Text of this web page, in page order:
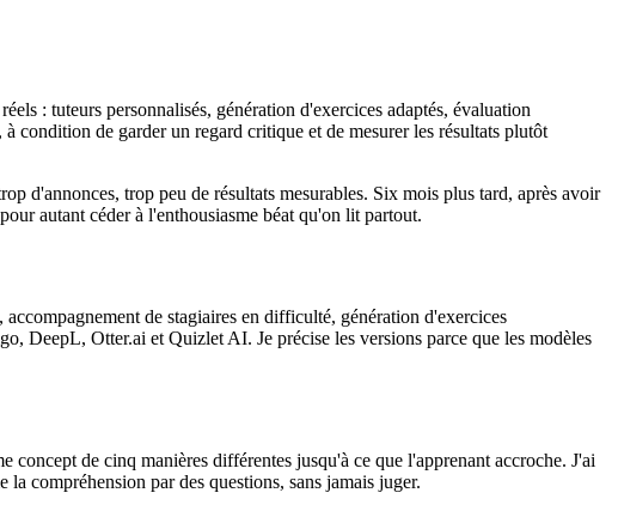
: tuteurs personnalisés, génération d'exercices adaptés, évaluation
condition de garder un regard critique et de mesurer les résultats plutôt
d'annonces, trop peu de résultats mesurables. Six mois plus tard, après avoir
autant céder à l'enthousiasme béat qu'on lit partout.
de stagiaires en difficulté, génération d'exercices
DeepL, Otter.ai et Quizlet AI. Je précise les versions parce que les modèles
de cinq manières différentes jusqu'à ce que l'apprenant accroche. J'ai
compréhension par des questions, sans jamais juger.